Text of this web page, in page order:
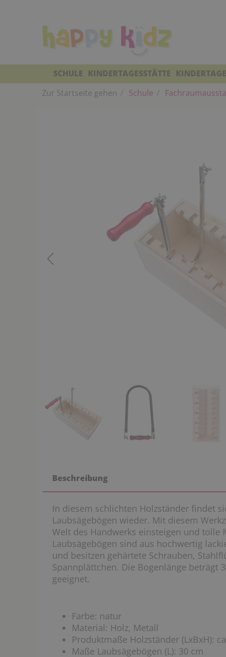
SCHULE KINDERTAGESSTÄTTE
Zur Startseite gehen
Schule
Beschreibung
In diesem schlichten Holzständer findet
Laubsägebögen wieder. Mit diesem
Welt des Handwerks einsteigen und tolle
Laubsägebögen sind aus hochwertig
und besitzen gehärtete Schrauben,
Spannplättchen. Die Bogenlänge beträgt
geeignet.
Farbe: natur
Material: Holz, Metall
Produktmaße Holzständer (LxBxH):
Maße Laubsägebögen (L): 30 cm